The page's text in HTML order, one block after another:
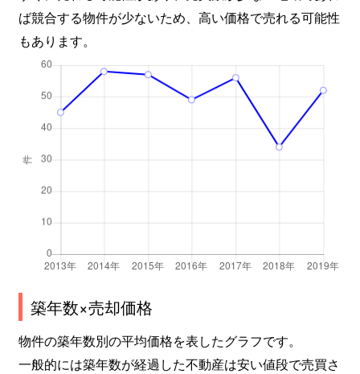
ば競合する物件が少ないため、高い価格で売れる可能性
もあります。
築年数×売却価格
物件の築年数別の平均価格を表したグラフです。
一般的には築年数が経過した不動産は安い値段で売買さ